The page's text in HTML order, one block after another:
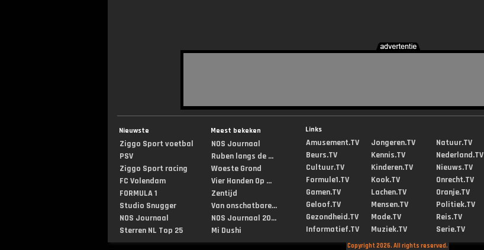
Nieuwste
Ziggo Sport voetbal
PSV
Ziggo Sport racing
FC Volendam
FORMULA 1
Studio Snugger
NOS Journaal
Sterren NL Top 25
Meest bekeken
NOS Journaal
Ruben langs de ...
Woeste Grond
Vier Handen Op ...
Zentijd
Van onschatbare...
NOS Journaal 20...
Mi Dushi
Links
Amusement.TV
Beurs.TV
Cultuur.TV
Formule1.TV
Gamen.TV
Geloof.TV
Gezondheid.TV
Informatief.TV
Jongeren.TV
Kennis.TV
Kinderen.TV
Kook.TV
Lachen.TV
Mensen.TV
Mode.TV
Muziek.TV
Natuur.TV
Nederland.TV
Nieuws.TV
Onrecht.TV
Oranje.TV
Politiek.TV
Reis.TV
Serie.TV
Copyright 2026. All rights reserved.